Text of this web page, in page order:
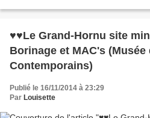
♥♥Le Grand-Hornu site minier région de Mons
Borinage et MAC's (Musée
Contemporains)
Publié le 16/11/2014 à 23:29
Par Louisette